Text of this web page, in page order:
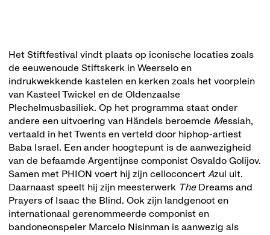
Het Stiftfestival vindt plaats op iconische locaties zoals
de eeuwenoude Stiftskerk in Weerselo en
indrukwekkende kastelen en kerken zoals het voorplein
van Kasteel Twickel en de Oldenzaalse
Plechelmusbasiliek. Op het programma staat onder
andere een uitvoering van Händels beroemde Messiah,
vertaald in het Twents en verteld door hiphop-artiest
Baba Israel. Een ander hoogtepunt is de aanwezigheid
van de befaamde Argentijnse componist Osvaldo Golijov.
Samen met PHION voert hij zijn celloconcert Azul uit.
Daarnaast speelt hij zijn meesterwerk The Dreams and
Prayers of Isaac the Blind. Ook zijn landgenoot en
internationaal gerenommeerde componist en
bandoneonspeler Marcelo Nisinman is aanwezig als